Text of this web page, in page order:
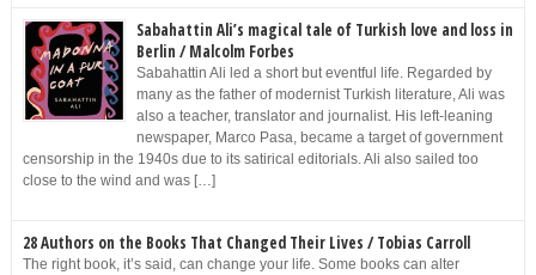
Sabahattin Ali’s magical tale of Turkish love and loss in
Berlin / Malcolm Forbes
Sabahattin Ali led a short but eventful life. Regarded by
many as the father of modernist Turkish literature, Ali was
also a teacher, translator and journalist. His left-leaning
newspaper, Marco Pasa, became a target of government
censorship in the 1940s due to its satirical editorials. Ali also sailed too
close to the wind and was […]
28 Authors on the Books That Changed Their Lives / Tobias Carroll
The right book, it’s said, can change your life. Some books can alter